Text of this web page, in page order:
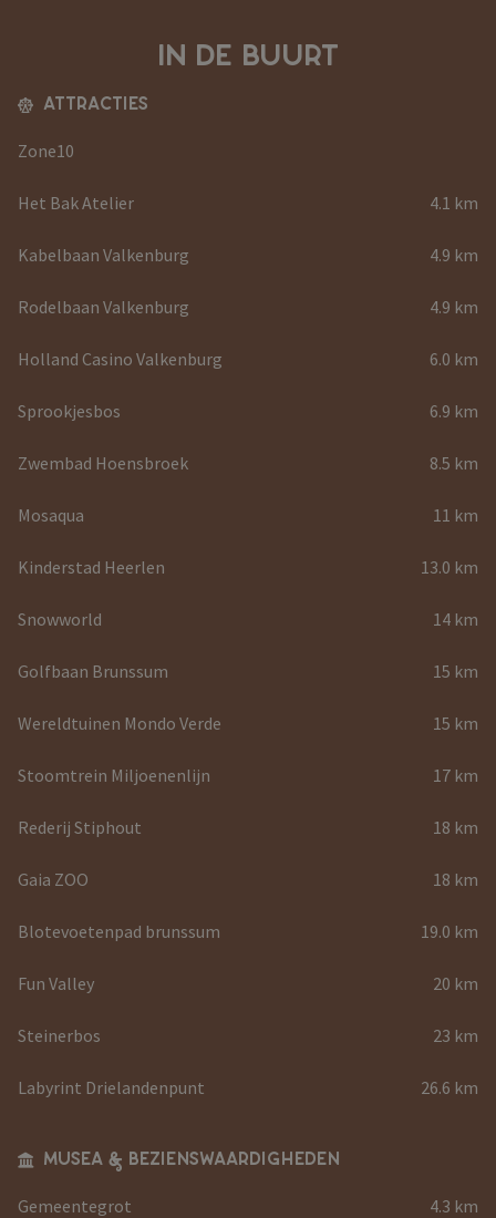
IN DE BUURT
ATTRACTIES
Zone10
Het Bak Atelier 4.1 km
Kabelbaan Valkenburg 4.9 km
Rodelbaan Valkenburg 4.9 km
Holland Casino Valkenburg 6.0 km
Sprookjesbos 6.9 km
Zwembad Hoensbroek 8.5 km
Mosaqua 11 km
Kinderstad Heerlen 13.0 km
Snowworld 14 km
Golfbaan Brunssum 15 km
Wereldtuinen Mondo Verde 15 km
Stoomtrein Miljoenenlijn 17 km
Rederij Stiphout 18 km
Gaia ZOO 18 km
Blotevoetenpad brunssum 19.0 km
Fun Valley 20 km
Steinerbos 23 km
Labyrint Drielandenpunt 26.6 km
MUSEA & BEZIENSWAARDIGHEDEN
Gemeentegrot 4.3 km